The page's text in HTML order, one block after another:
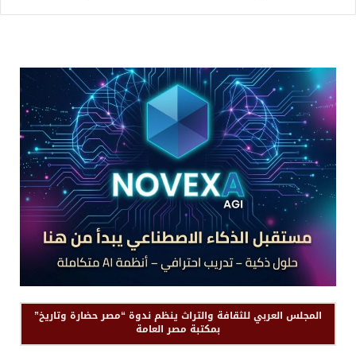
المجلس العربي للثقافة والتراث ينظم ندوة “مصر حضارة وتاريخ”
بمكتبة مصر العامة